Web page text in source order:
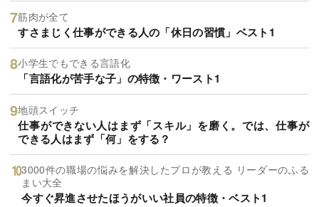
筋肉が全て
すさまじく仕事ができる人の「休日の習慣」ベスト1
小学生でもできる言語化
「言語化が苦手な子」の特徴・ワースト1
地頭スイッチ
仕事ができない人はまず「スキル」を磨く。では、仕事が
できる人はまず「何」をする？
3000件の職場の悩みを解決したプロが教える リーダーのふる
まい大全
今すぐ昇進させたほうがいい社員の特徴・ベスト1